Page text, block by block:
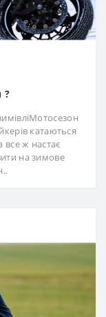
?
катаються
все ж настає
на зимове